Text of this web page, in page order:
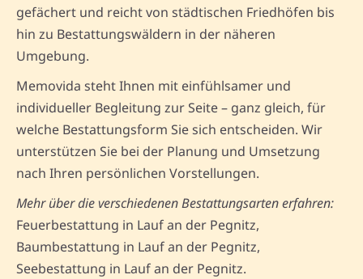
gefächert und reicht von städtischen Friedhöfen bis
hin zu Bestattungswäldern in der näheren
Umgebung.
Memovida steht Ihnen mit einfühlsamer und
individueller Begleitung zur Seite – ganz gleich, für
welche Bestattungsform Sie sich entscheiden. Wir
unterstützen Sie bei der Planung und Umsetzung
nach Ihren persönlichen Vorstellungen.
Mehr über die verschiedenen Bestattungsarten erfahren:
Feuerbestattung in Lauf an der Pegnitz,
Baumbestattung in Lauf an der Pegnitz,
Seebestattung in Lauf an der Pegnitz.